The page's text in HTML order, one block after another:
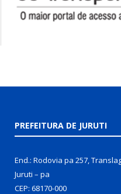
PREFEITURA DE JURUTI
End.: Rodovia pa 257,
Juruti – pa
CEP: 68170-000